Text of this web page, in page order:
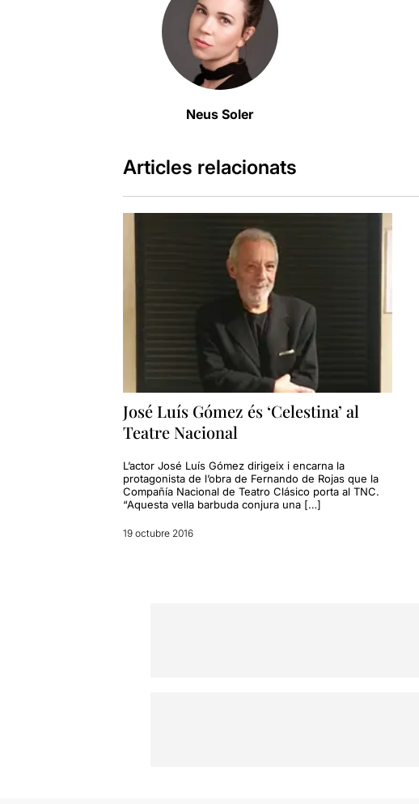
Neus Soler
Articles relacionats
José Luís Gómez és ‘Celestina’ al
Teatre Nacional
L’actor José Luís Gómez dirigeix i encarna la
protagonista de l’obra de Fernando de Rojas que la
Compañía Nacional de Teatro Clásico porta al TNC.
“Aquesta vella barbuda conjura una […]
19 octubre 2016